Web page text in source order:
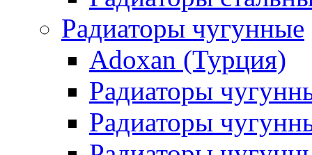
Радиаторы чугунные
Adoxan (Турция)
Радиаторы
Радиаторы